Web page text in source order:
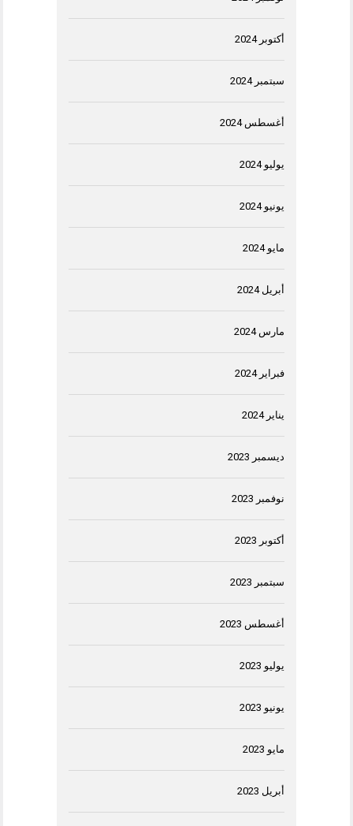
أكتوبر 2024
سبتمبر 2024
أغسطس 2024
يوليو 2024
يونيو 2024
مايو 2024
أبريل 2024
مارس 2024
فبراير 2024
يناير 2024
ديسمبر 2023
نوفمبر 2023
أكتوبر 2023
سبتمبر 2023
أغسطس 2023
يوليو 2023
يونيو 2023
مايو 2023
أبريل 2023